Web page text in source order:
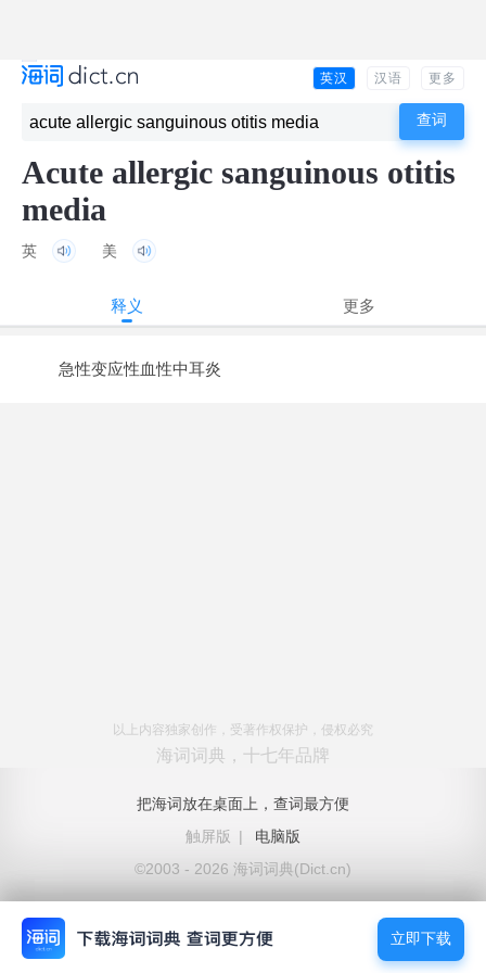
英汉 汉语 更多
Acute allergic sanguinous otitis
media
英 美
释义 更多
急性变应性血性中耳炎
以上内容独家创作，受著作权保护，侵权必究
海词词典，十七年品牌
把海词放在桌面上，查词最方便
触屏版
|
电脑版
©2003 - 2026 海词词典(Dict.cn)
立即下载
立即下载